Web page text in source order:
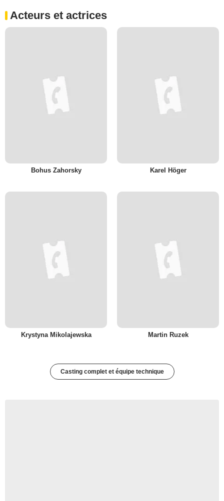
Acteurs et actrices
Bohus Zahorsky Karel Höger
Krystyna Mikolajewska Martin Ruzek
Casting complet et équipe technique